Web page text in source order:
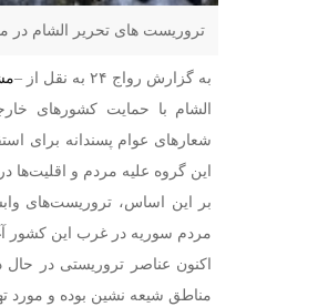
تروریست های تحریر الشام در
به گزارش رواج ۲۴ به نقل از –
الشام با حمایت کشورهای
شعارهای عوام پسندانه برای
این گروه علیه مردم و اقلیت‌ها
بر این اساس، تروریست‌های
مردم سوریه در غرب این کشور
اکنون عناصر تروریستی در
مناطق شیعه نشین بوده و مورد